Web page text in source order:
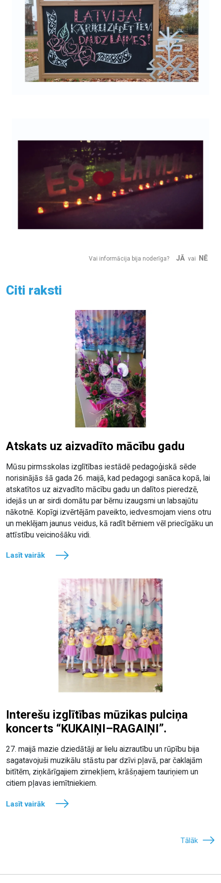
Vai informācija bija noderīga? JĀ vai NĒ
Citi raksti
Atskats uz aizvadīto mācību gadu
Mūsu pirmsskolas izglītības iestādē pedagoģiskā sēde
norisinājās šā gada 26. maijā, kad pedagogi sanāca kopā, lai
atskatītos uz aizvadīto mācību gadu un dalītos pieredzē,
idejās un ar sirdi domātu par bērnu izaugsmi un labsajūtu
nākotnē. Kopīgi izvērtējām paveikto, iedvesmojam viens otru
un meklējam jaunus veidus, kā radīt bērniem vēl priecīgāku un
attīstību veicinošāku vidi.
Lasīt vairāk
Interešu izglītības mūzikas pulciņa
koncerts “KUKAIŅI–RAGAIŅI”.
27. maijā mazie dziedātāji ar lielu aizrautību un rūpību bija
sagatavojuši muzikālu stāstu par dzīvi pļavā, par čaklajām
bitītēm, ziņkārīgajiem zirnekļiem, krāšņajiem tauriņiem un
citiem pļavas iemītniekiem.
Lasīt vairāk
Tālāk